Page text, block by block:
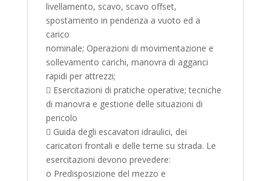
livellamento, scavo, scavo offset,
spostamento in pendenza a vuoto ed a
carico
nominale; Operazioni di movimentazione e
sollevamento carichi, manovra di agganci
rapidi per attrezzi;
 Esercitazioni di pratiche operative; tecniche
di manovra e gestione delle situazioni di
pericolo
 Guida degli escavatori idraulici, dei
caricatori frontali e delle terne su strada. Le
esercitazioni devono prevedere:
o Predisposizione del mezzo e